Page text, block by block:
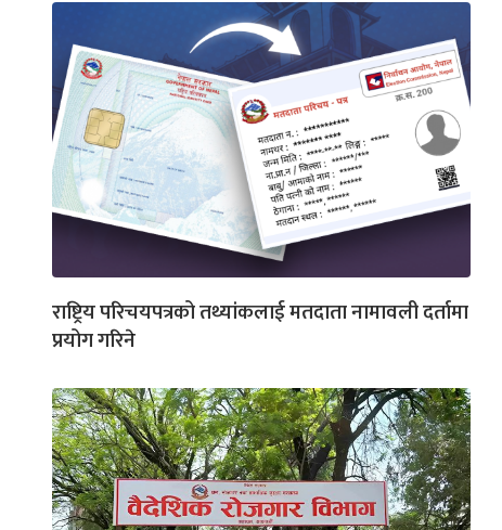
राष्ट्रिय परिचयपत्रको तथ्यांकलाई मतदाता नामावली दर्तामा
प्रयोग गरिने